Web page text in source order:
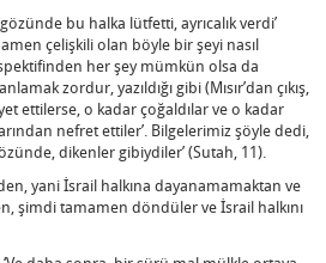
Nedir?
İstemediler" Ne Demektir?
Bize Aittir" Nedir?
Demektir?
ve Büyümesini Söyleyen Bir
Ne Anlama Gelir?
gözünde bu halka lütfetti, ayrıcalık verdi’
çelişkili olan böyle bir şeyi nasıl
her şey mümkün olsa da
zordur, yazıldığı gibi (Mısır’dan çıkış,
ettilerse, o kadar çoğaldılar ve o kadar
nefret ettiler’. Bilgelerimiz şöyle dedi,
dikenler gibiydiler’ (Sutah, 11).
yani İsrail halkına dayanamamaktan ve
şimdi tamamen döndüler ve İsrail halkını